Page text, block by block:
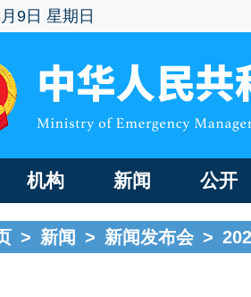
9日 星期日
机构 新闻 公开
> 新闻 > 新闻发布会 >